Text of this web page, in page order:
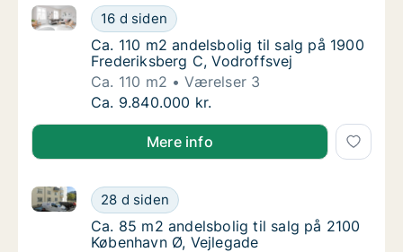
Ca. 110 m2 andelsbolig til salg på 1900
16 d siden
Ca. 110 m2 andelsbolig til salg på 1900
Ca. 110 m2 andelsbolig til salg på 1900
Ca. 110 m2 andelsbolig til salg på 1900
Frederiksberg C, Vodroffsvej
Ca. 110 m2
Værelser 3
Ca. 110 m2 andelsbolig til salg på 1900
Ca. 9.840.000 kr.
Mere info
Ca. 85 m2 andelsbolig til salg på 2100
28 d siden
Ca. 85 m2 andelsbolig til salg på 2100 København
Ca. 85 m2 andelsbolig til salg på 2100
Ca. 85 m2 andelsbolig til salg på 2100
København Ø, Vejlegade